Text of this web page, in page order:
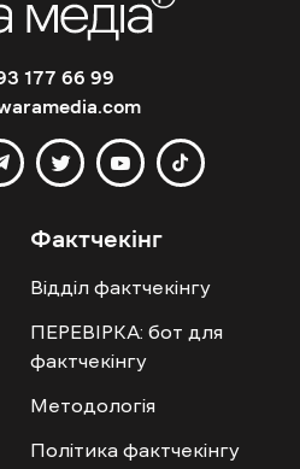
177 66 99
Фактчекінг
Відділ фактчекінгу
ПЕРЕВІРКА: бот для
фактчекінгу
Методологія
Політика фактчекінгу